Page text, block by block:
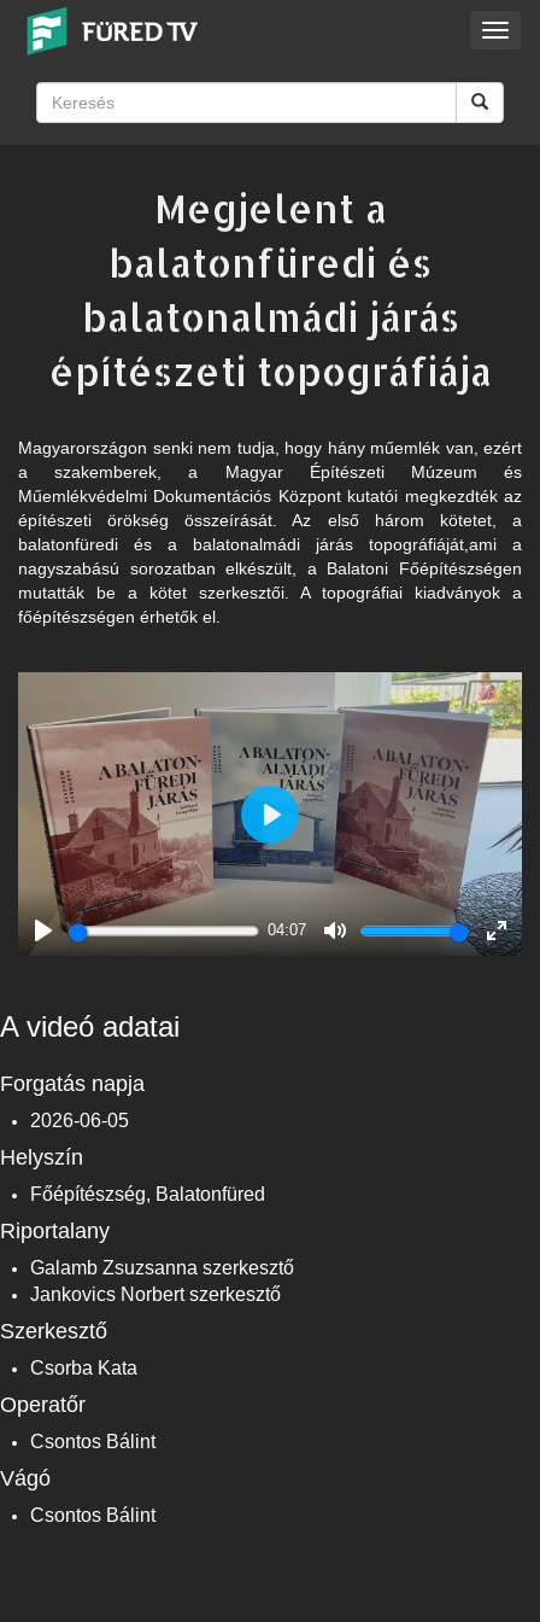
Megjelent a
balatonfüredi és
balatonalmádi járás
építészeti topográfiája
Magyarországon senki nem tudja, hogy hány műemlék van, ezért
a szakemberek, a Magyar Építészeti Múzeum és
Műemlékvédelmi Dokumentációs Központ kutatói megkezdték az
építészeti örökség összeírását. Az első három kötetet, a
balatonfüredi és a balatonalmádi járás topográfiáját,ami a
nagyszabású sorozatban elkészült, a Balatoni Főépítészségen
mutatták be a kötet szerkesztői. A topográfiai kiadványok a
főépítészségen érhetők el.
Play
04:07
Enter
Play
A videó adatai
Forgatás napja
2026-06-05
Helyszín
Főépítészség, Balatonfüred
Riportalany
Galamb Zsuzsanna szerkesztő
Jankovics Norbert szerkesztő
Szerkesztő
Csorba Kata
Operatőr
Csontos Bálint
Vágó
Csontos Bálint